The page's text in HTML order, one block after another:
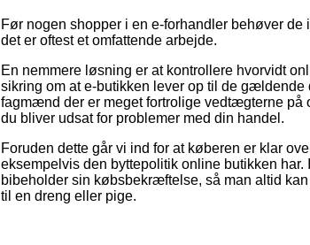
Før nogen shopper i en e-forhandler behøver
det er oftest et omfattende arbejde.
En nemmere løsning er at kontrollere hvorvidt
sikring om at e-butikken lever op til de
fagmænd der er meget fortrolige vedtægterne på
du bliver udsat for problemer med din handel.
Foruden dette går vi ind for at køberen er klar
eksempelvis den byttepolitik online butikken
bibeholder sin købsbekræftelse, så man altid
til en dreng eller pige.